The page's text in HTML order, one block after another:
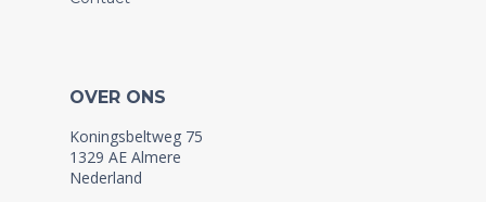
OVER ONS
Koningsbeltweg 75
1329 AE Almere
Nederland